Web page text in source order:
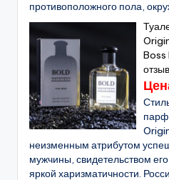
противоположного пола,
неизменным атрибутом
мужчины, свидетельством
яркой харизматичности.